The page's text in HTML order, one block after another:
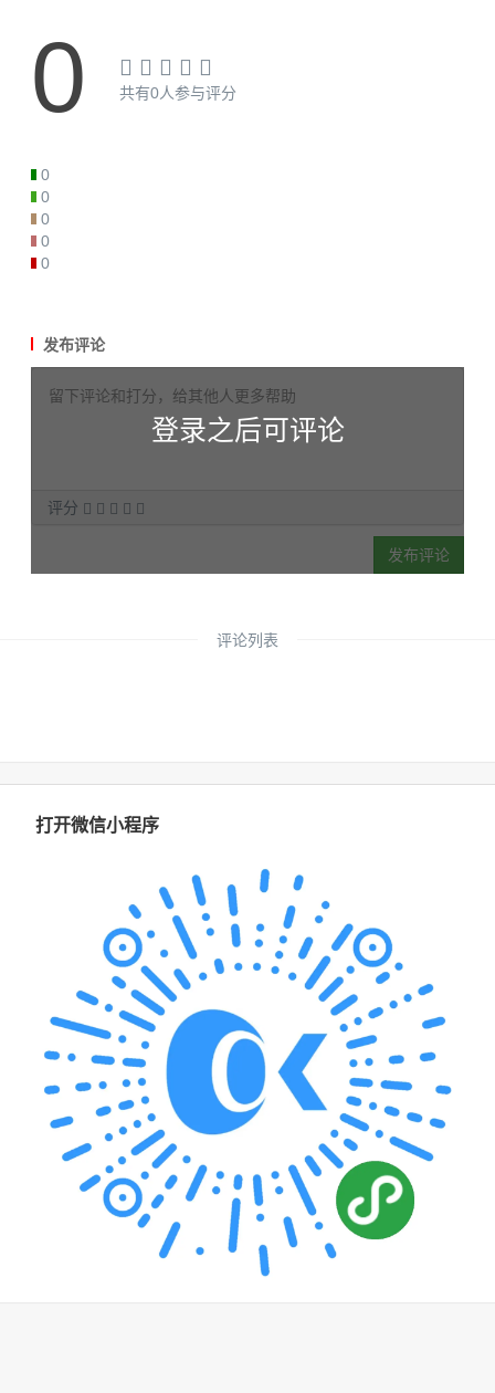
0 共有0人参与评分
0
0
0
0
0
发布评论
评分
发布评论
登录之后可评论
评论列表
打开微信小程序